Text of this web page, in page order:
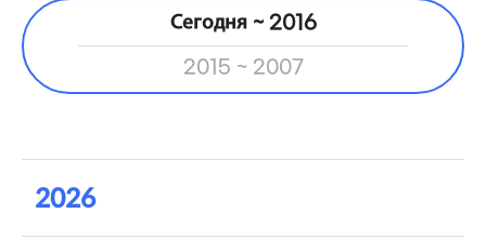
Сегодня ~ 2016
2015 ~ 2007
2026